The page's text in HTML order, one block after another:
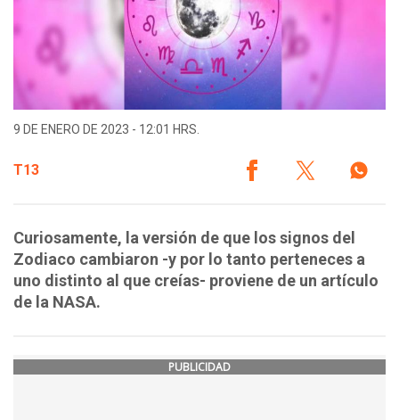
9 DE ENERO DE 2023 - 12:01 HRS.
T13
Curiosamente, la versión de que los signos del
Zodiaco cambiaron -y por lo tanto perteneces a
uno distinto al que creías- proviene de un artículo
de la NASA.
PUBLICIDAD